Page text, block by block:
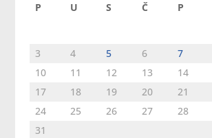
P U S Č P
3
4 5 6 7
10
11 12 13 14
17
18 19 20 21
24
25 26 27 28
31